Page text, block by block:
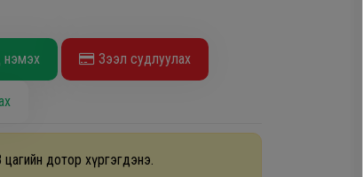
нэмэх Зээл судлуулах
дотор хүргэгдэнэ.